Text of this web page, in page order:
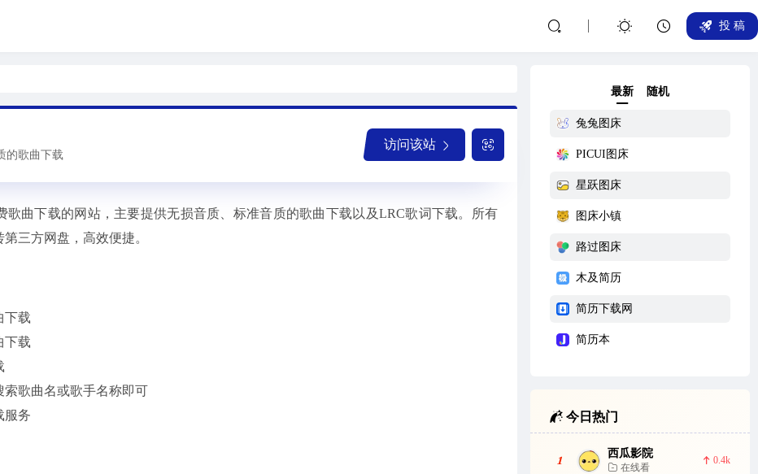
投 稿
的歌曲下载
访问该站
歌曲下载的网站，主要提供无损音质、标准音质的歌曲下载以及LRC歌词下载。所有
三方网盘，高效便捷。
下载
下载
歌曲名或歌手名称即可
服务
最新 随机
兔兔图床
PICUI图床
星跃图床
图床小镇
路过图床
木及简历
简历下载网
简历本
今日热门
1
西瓜影院
在线看
0.4k